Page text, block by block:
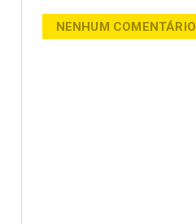
NENHUM COMENTÁRIO